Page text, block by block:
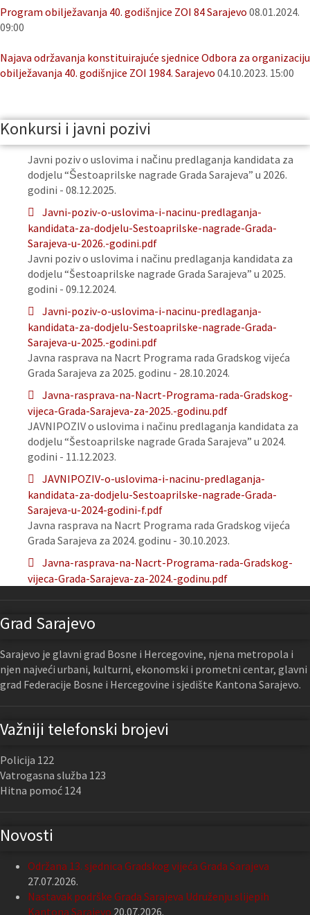
Program obilježavanja 40. godišnjice ZOI 84 Sarajevo 08.01.2024.
09:00
Najava održavanja konstituirajuće sjednice Odbora za organizaciju
obilježavanja 40. godišnjice ZOI 1984. Sarajevo 04.10.2023. 15:00
Konkursi i javni pozivi
Javni poziv o uslovima i načinu predlaganja kandidata za
dodjelu “Šestoaprilske nagrade Grada Sarajeva” u 2026.
godini - 08.12.2025.
Javni-poziv-o-uslovima-i-nacinu-predlaganja-
kandidata-za-dodjelu-Sestoaprilske-nagrade-Grada-
Sarajeva-u-2026.-godini.pdf
Javni poziv o uslovima i načinu predlaganja kandidata za
dodjelu “Šestoaprilske nagrade Grada Sarajeva” u 2025.
godini - 09.12.2024.
Javni-poziv-o-uslovima-i-nacinu-predlaganja-
kandidata-za-dodjelu-Sestoaprilske-nagrade-Grada-
Sarajeva-u-2025.-godini.pdf
Javna rasprava na Nacrt Programa rada Gradskog vijeća
Grada Sarajeva za 2025. godinu - 28.10.2024.
Javna-rasprava-na-Nacrt-Programa-rada-Gradskog-
vijeca-Grada-Sarajeva-za-2025.-godinu.pdf
JAVNIPOZIV o uslovima i načinu predlaganja kandidata za
dodjelu “Šestoaprilske nagrade Grada Sarajeva” u 2024.
godini - 11.12.2023.
JAVNIPOZIV-o-uslovima-i-nacinu-predlaganja-
kandidata-za-dodjelu-Sestoaprilske-nagrade-Grada-
Sarajeva-u-2024-godini-f.pdf
Javna rasprava na Nacrt Programa rada Gradskog vijeća
Grada Sarajeva za 2024. godinu - 30.10.2023.
Javna-rasprava-na-Nacrt-Programa-rada-Gradskog-
vijeca-Grada-Sarajeva-za-2024.-godinu.pdf
Grad Sarajevo
Sarajevo je glavni grad Bosne i Hercegovine, njena metropola i
njen najveći urbani, kulturni, ekonomski i prometni centar, glavni
grad Federacije Bosne i Hercegovine i sjedište Kantona Sarajevo.
Važniji telefonski brojevi
Policija 122
Vatrogasna služba 123
Hitna pomoć 124
Novosti
Održana 13. sjednica Gradskog vijeća Grada Sarajeva
27.07.2026.
Nastavak podrške Grada Sarajeva Udruženju slijepih
Kantona Sarajevo 20.07.2026.